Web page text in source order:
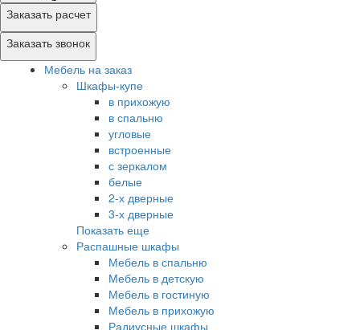
Заказать расчет
Заказать звонок
Мебель на заказ
Шкафы-купе
в прихожую
в спальню
угловые
встроенные
с зеркалом
белые
2-х дверные
3-х дверные
Показать еще
Распашные шкафы
Мебель в спальню
Мебель в детскую
Мебель в гостиную
Мебель в прихожую
Радиусные шкафы